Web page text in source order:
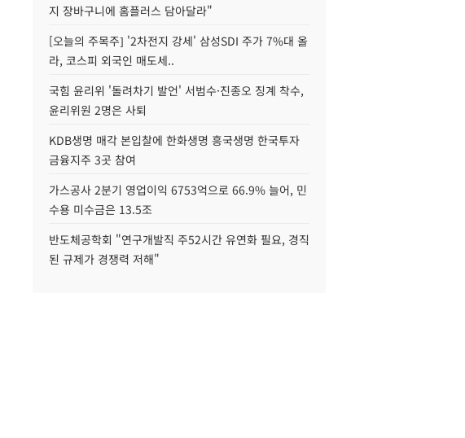
지 장바구니에 홈플러스 담아달라"
[오늘의 주목주] '2차전지 강세' 삼성SDI 주가 7%대 올
라, 코스피 외국인 매도세..
국힘 윤리위 '돌려차기 발언' 서범수·진종오 징계 착수,
윤리위원 2명은 사퇴
KDB생명 매각 본입찰에 한화생명 흥국생명 한국투자
금융지주 3곳 참여
가스공사 2분기 영업이익 6753억으로 66.9% 늘어, 민
수용 미수금은 13.5조
반도체공학회 "연구개발직 주52시간 유연화 필요, 경직
된 규제가 경쟁력 저해"